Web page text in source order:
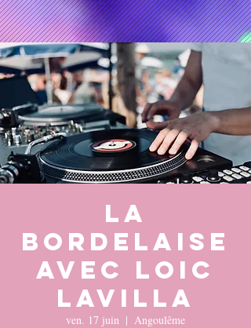
LA
BORDELAISE
avec Loic
Lavilla
ven. 17 juin
  |
Angoulême